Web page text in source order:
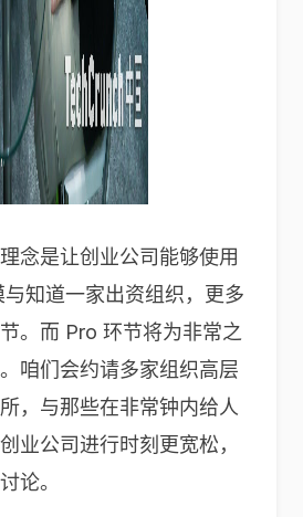
念是让创业公司能够使用
与知道一家出资组织，更多
。而 Pro 环节将为非常之
咱们会约请多家组织高层
，与那些在非常钟内给人
业公司进行时刻更宽松，
论。